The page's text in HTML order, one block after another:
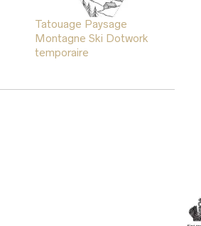
Tatouage Paysage
Montagne Ski Dotwork
temporaire